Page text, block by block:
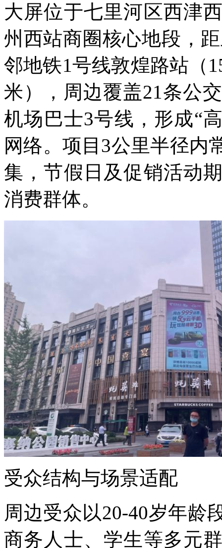
大屏位于七里河区西津
州西站商圈核心地段，
邻地铁1号线敦煌路站（
米），周边覆盖21条公
机场巴士3号线，形成“
网络。项目3公里半径内
集，节假日及促销活动
消费群体。
受众结构与场景适配
周边受众以20-40岁年龄
商务人士、学生等多元